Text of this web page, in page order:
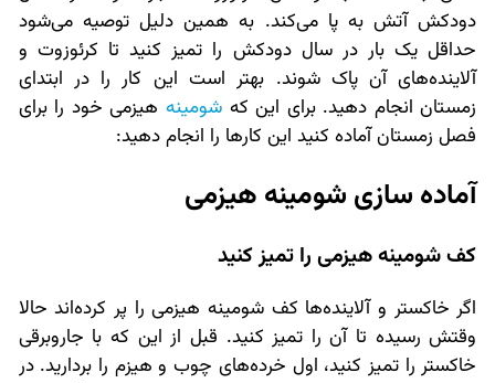
دودکش آتش به پا می‌کند. به همین دلیل توصیه می‌شود
حداقل یک بار در سال دودکش را تمیز کنید تا کرئوزوت و
آلاینده‌های آن پاک شوند. بهتر است این کار را در ابتدای
زمستان انجام دهید. برای این کهشومینه هیزمی خود را برای
فصل زمستان آماده کنید این کارها را انجام دهید:
آماده سازی شومینه هیزمی
کف شومینه هیزمی را تمیز کنید
اگر خاکستر و آلاینده‌ها کف شومینه هیزمی را پر کرده‌اند حالا
وقتش رسیده تا آن را تمیز کنید. قبل از این که با جاروبرقی
خاکستر را تمیز کنید، اول خرده‌های چوب و هیزم را بردارید. در